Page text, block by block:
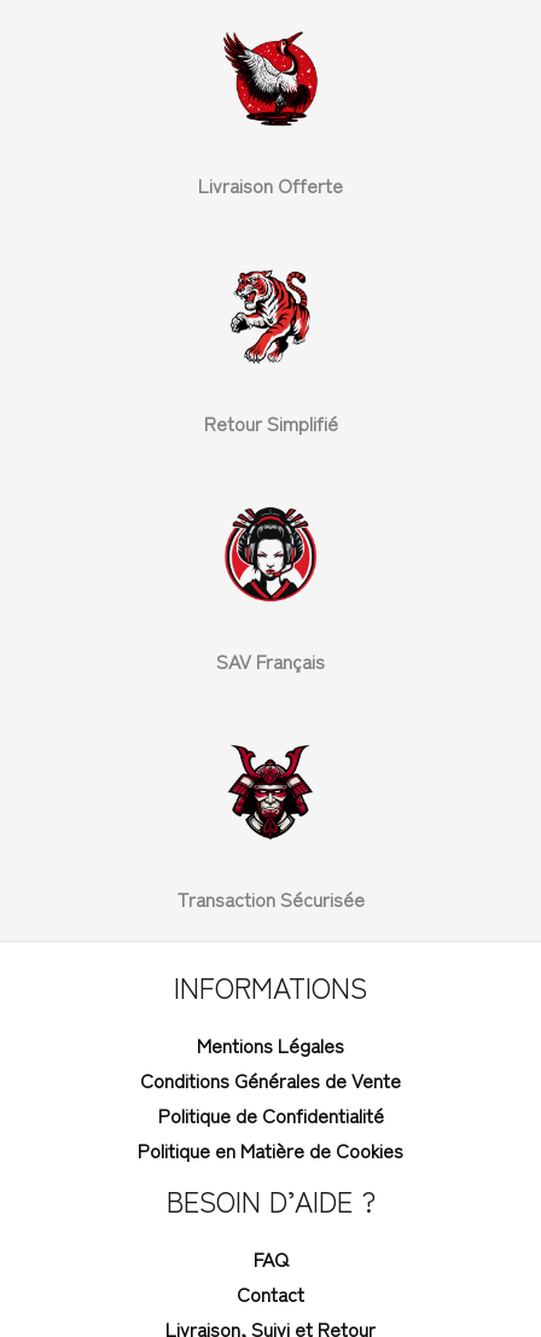
Livraison Offerte
Retour Simplifié
SAV Français
Transaction Sécurisée
INFORMATIONS
Mentions Légales
Conditions Générales de Vente
Politique de Confidentialité
Politique en Matière de Cookies
BESOIN D’AIDE ?
FAQ
Contact
Livraison, Suivi et Retour